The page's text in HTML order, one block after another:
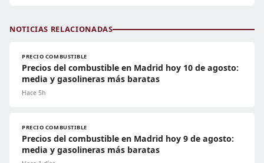
NOTICIAS RELACIONADAS
PRECIO COMBUSTIBLE
Precios del combustible en Madrid hoy 10 de agosto:
media y gasolineras más baratas
Hace 5h
PRECIO COMBUSTIBLE
Precios del combustible en Madrid hoy 9 de agosto:
media y gasolineras más baratas